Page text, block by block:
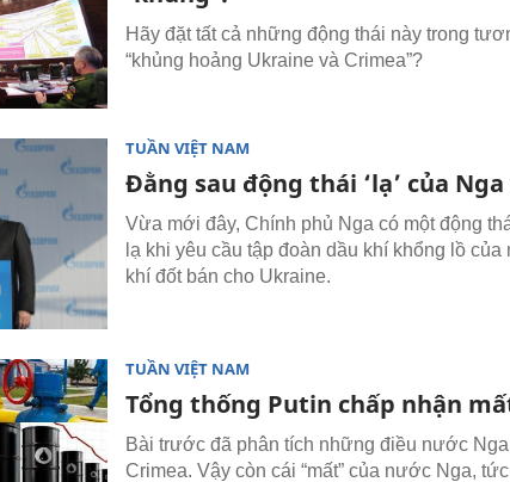
Hãy đặt tất cả những động thái này trong
“khủng hoảng Ukraine và Crimea”?
TUẦN VIỆT NAM
Đằng sau động thái ‘lạ’ của
Vừa mới đây, Chính phủ Nga có một động
lạ khi yêu cầu tập đoàn dầu khí khổng lồ của
khí đốt bán cho Ukraine.
TUẦN VIỆT NAM
Tổng thống Putin chấp nhận
Bài trước đã phân tích những điều nước
Crimea. Vậy còn cái “mất” của nước Nga,